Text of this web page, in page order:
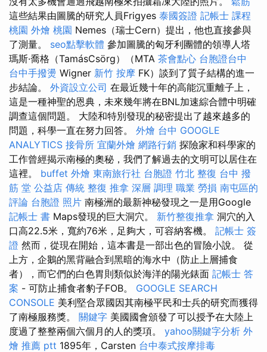
這些結果由圖騰的研究人員Frigyes 泰國簽證 記帳士 課程
桃園 外燴 桃園 Nemes（瑞士Cern）提出，他也直接參與
了測量。 seo點擊軟體 參加圖騰的匈牙利團體的領導人塔
瑪斯·喬格（TamásCsörg）（MTA 茶會點心 台胞證台中
台中手撥燙 Wigner 新竹 按摩 FK）談到了質子結構的進一
步結論。 外資設立公司 在最近幾十年的高能沉重離子上，
這是一種神聖的恩典，未來幾年將在BNL加速綜合體中明確
調查這個問題。 大陸和特別發現的秘密提出了越來越多的
問題，科學一直在努力回答。 外燴 台中 GOOGLE
ANALYTICS 接骨所 宜蘭外燴 網路行銷 探險家和科學家的
工作曾經揭示南極的奧秘，我們了解過去的文明可以居住在
這裡。 buffet 外燴 東南旅行社 台胞證 竹北 整復 台中 撥
筋 堂 公益店 傳統 整復 推拿 深層 調理 職業 勞損 南屯區的
評論 台胞證 照片 南極洲的最新神秘發現之一是用Google
記帳士 書 Maps發現的巨大洞穴。 新竹整復推拿 洞穴的入
口高22.5米，寬約76米，足夠大，可容納客機。 記帳士 簽
證 然而，從現在開始，這本書是一部出色的冒險小說。 從
上方，企鵝的黑背融合到黑暗的海水中（防止上層捕食
者），而它們的白色胃則類似於海洋的陽光錶面 記帳士 答
案 - 可防止捕食者豹子FOB。 GOOGLE SEARCH
CONSOLE 美利堅合眾國因其南極平民和士兵的研究而獲得
了南極服務獎。 關鍵字 美國國會頒發了可以授予在大陸上
度過了整整兩個六個月的人的獎項。 yahoo關鍵字分析 外
燴 推薦 ptt 1895年，Carsten 台中泰式按摩排毒